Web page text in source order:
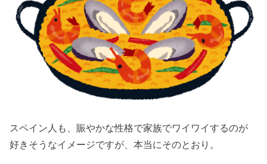
スペイン人も、賑やかな性格で家族でワイワイするのが
好きそうなイメージですが、本当にそのとおり。